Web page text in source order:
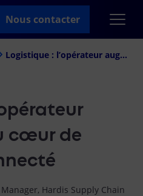
Nous contacter
Logistique : l’opérateur augmenté au cœur de l’entrepôt connecté
cœur de
Hardis Supply Chain